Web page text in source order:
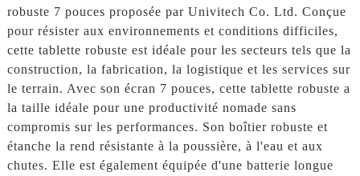
robuste 7 pouces proposée par Univitech Co. Ltd. Conçue
pour résister aux environnements et conditions difficiles,
cette tablette robuste est idéale pour les secteurs tels que la
construction, la fabrication, la logistique et les services sur
le terrain. Avec son écran 7 pouces, cette tablette robuste a
la taille idéale pour une productivité nomade sans
compromis sur les performances. Son boîtier robuste et
étanche la rend résistante à la poussière, à l'eau et aux
chutes. Elle est également équipée d'une batterie longue